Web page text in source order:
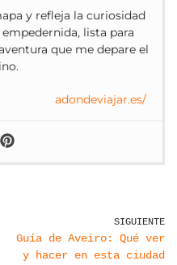
y refleja la curiosidad
lista para
que me depare el
adondeviajar.es/
SIGUIENTE
Guía de Aveiro: Qué ver
y hacer en esta ciudad